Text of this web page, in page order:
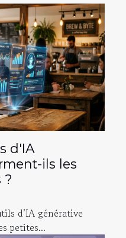
d'IA
ils les
?
d’IA générative
petites...